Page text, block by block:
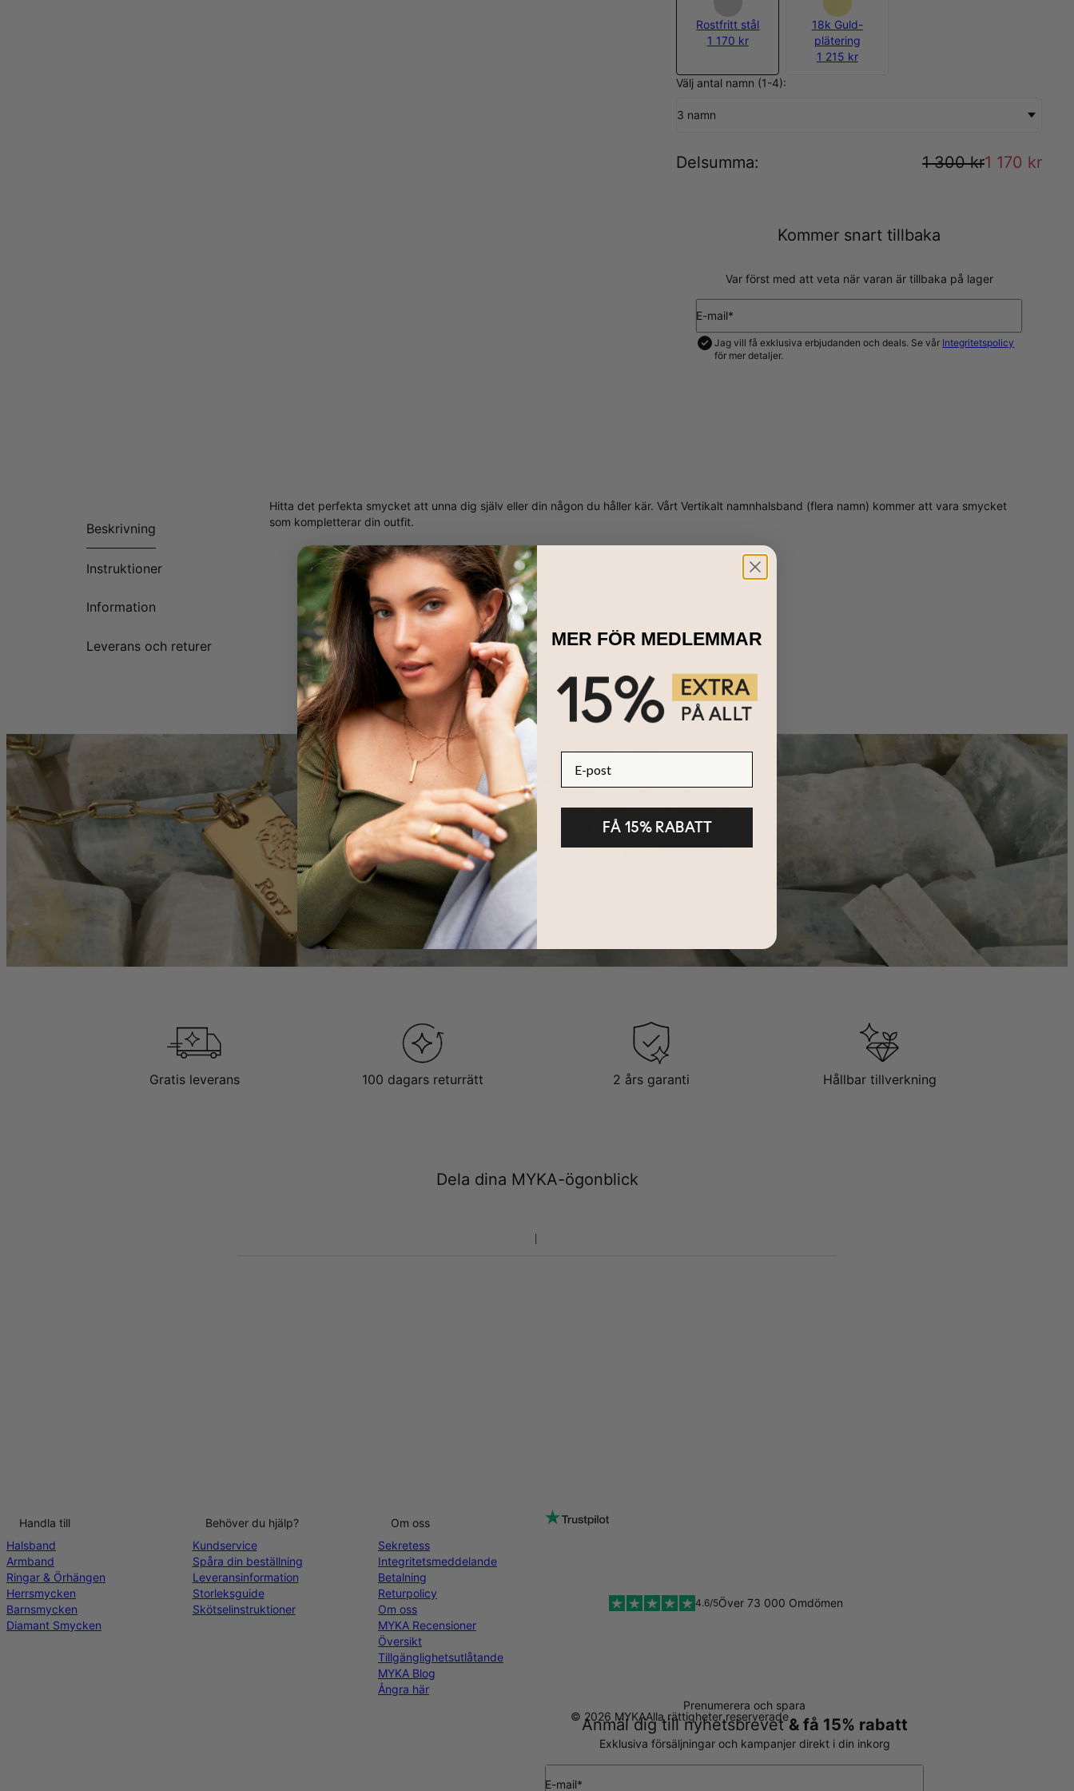
Rostfritt stål
1 170 kr
18k Guld-
plätering
1 215 kr
Välj antal namn (1-4):
3 namn
Delsumma: 1 300 kr1 170 kr
Kommer snart tillbaka
Var först med att veta när varan är tillbaka på lager
E-mail*
Jag vill få exklusiva erbjudanden och deals. Se vår Integritetspolicy
för mer detaljer.
Beskrivning
Instruktioner
Information
Leverans och returer
Hitta det perfekta smycket att unna dig själv eller din någon du håller kär. Vårt Vertikalt namnhalsband (flera namn) kommer att vara smycket
som kompletterar din outfit.
HÅLLBARHET
KÄRNAN PÅ MYKA
LÄS MER
Gratis leverans 100 dagars returrätt 2 års garanti Hållbar tillverkning
Dela dina MYKA-ögonblick
Prenumerera och spara
Anmäl dig till nyhetsbrevet& få 15% rabatt
Exklusiva försäljningar och kampanjer direkt i din inkorg
E-mail*
Handla till
Halsband
Armband
Ringar & Örhängen
Herrsmycken
Barnsmycken
Diamant Smycken
Behöver du hjälp?
Kundservice
Spåra din beställning
Leveransinformation
Storleksguide
Skötselinstruktioner
Om oss
Sekretess
Integritetsmeddelande
Betalning
Returpolicy
Om oss
MYKA Recensioner
Översikt
Tillgänglighetsutlåtande
MYKA Blog
Ångra här
4.6/5Över 73 000 Omdömen
© 2026 MYKAAlla rättigheter reserverade
MER FÖR MEDLEMMAR
FÅ 15% RABATT